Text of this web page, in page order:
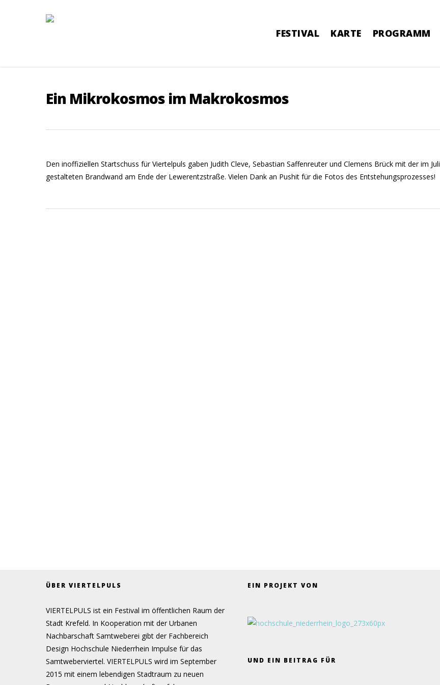
FESTIVAL KARTE PROGRAMM
Ein Mikrokosmos im Makrokosmos
Den inoffiziellen Startschuss für Viertelpuls gaben Judith Cleve, Sebastian Saffenreuter und Clemens Brück mit der im Juli
gestalteten Brandwand am Ende der Lewerentzstraße. Vielen Dank an Pushit für die Fotos des Entstehungsprozesses!
ÜBER VIERTELPULS
VIERTELPULS ist ein Festival im öffentlichen Raum der
Stadt Krefeld. In Kooperation mit der Urbanen
Nachbarschaft Samtweberei gibt der Fachbereich
Design Hochschule Niederrhein Impulse für das
Samtweberviertel. VIERTELPULS wird im September
2015 mit einem lebendigen Stadtraum zu neuen
EIN PROJEKT VON
UND EIN BEITRAG FÜR